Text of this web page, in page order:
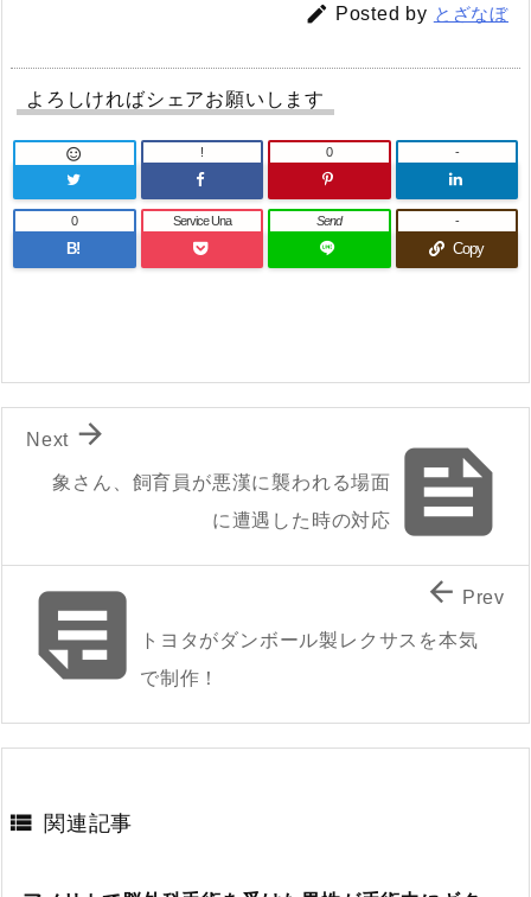
 Posted by とざなぼ
よろしければシェアお願いします
 ! 0 -
B!
0 Service Una Send
Copy
-

象さん、飼育員が悪漢に襲われる場面
に遭遇した時の対応

Next

トヨタがダンボール製レクサスを本気
で制作！
 Prev
 関連記事